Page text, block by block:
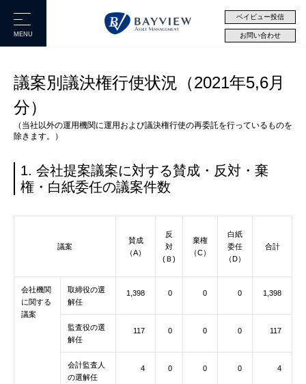
ベイビュー投信
お問い合わせ
MENU
議案別議決権行使状況（2021年5,6月
分）
（当社以外の運用機関に運用および議決権行使の再委託を行っているものを
除きます。）
1. 会社提案議案に対する賛成・反対・棄
権・白紙委任の議案件数
議案
賛成
（A）
反
対
(Ｂ)
棄権
（C）
白紙
委任
（D）
合計
会社機関
に関する
議案
取締役の選
解任
1,398 0 0 0 1,398
監査役の選
解任
117 0 0 0 117
会計監査人
の選解任
4 0 0 0 4